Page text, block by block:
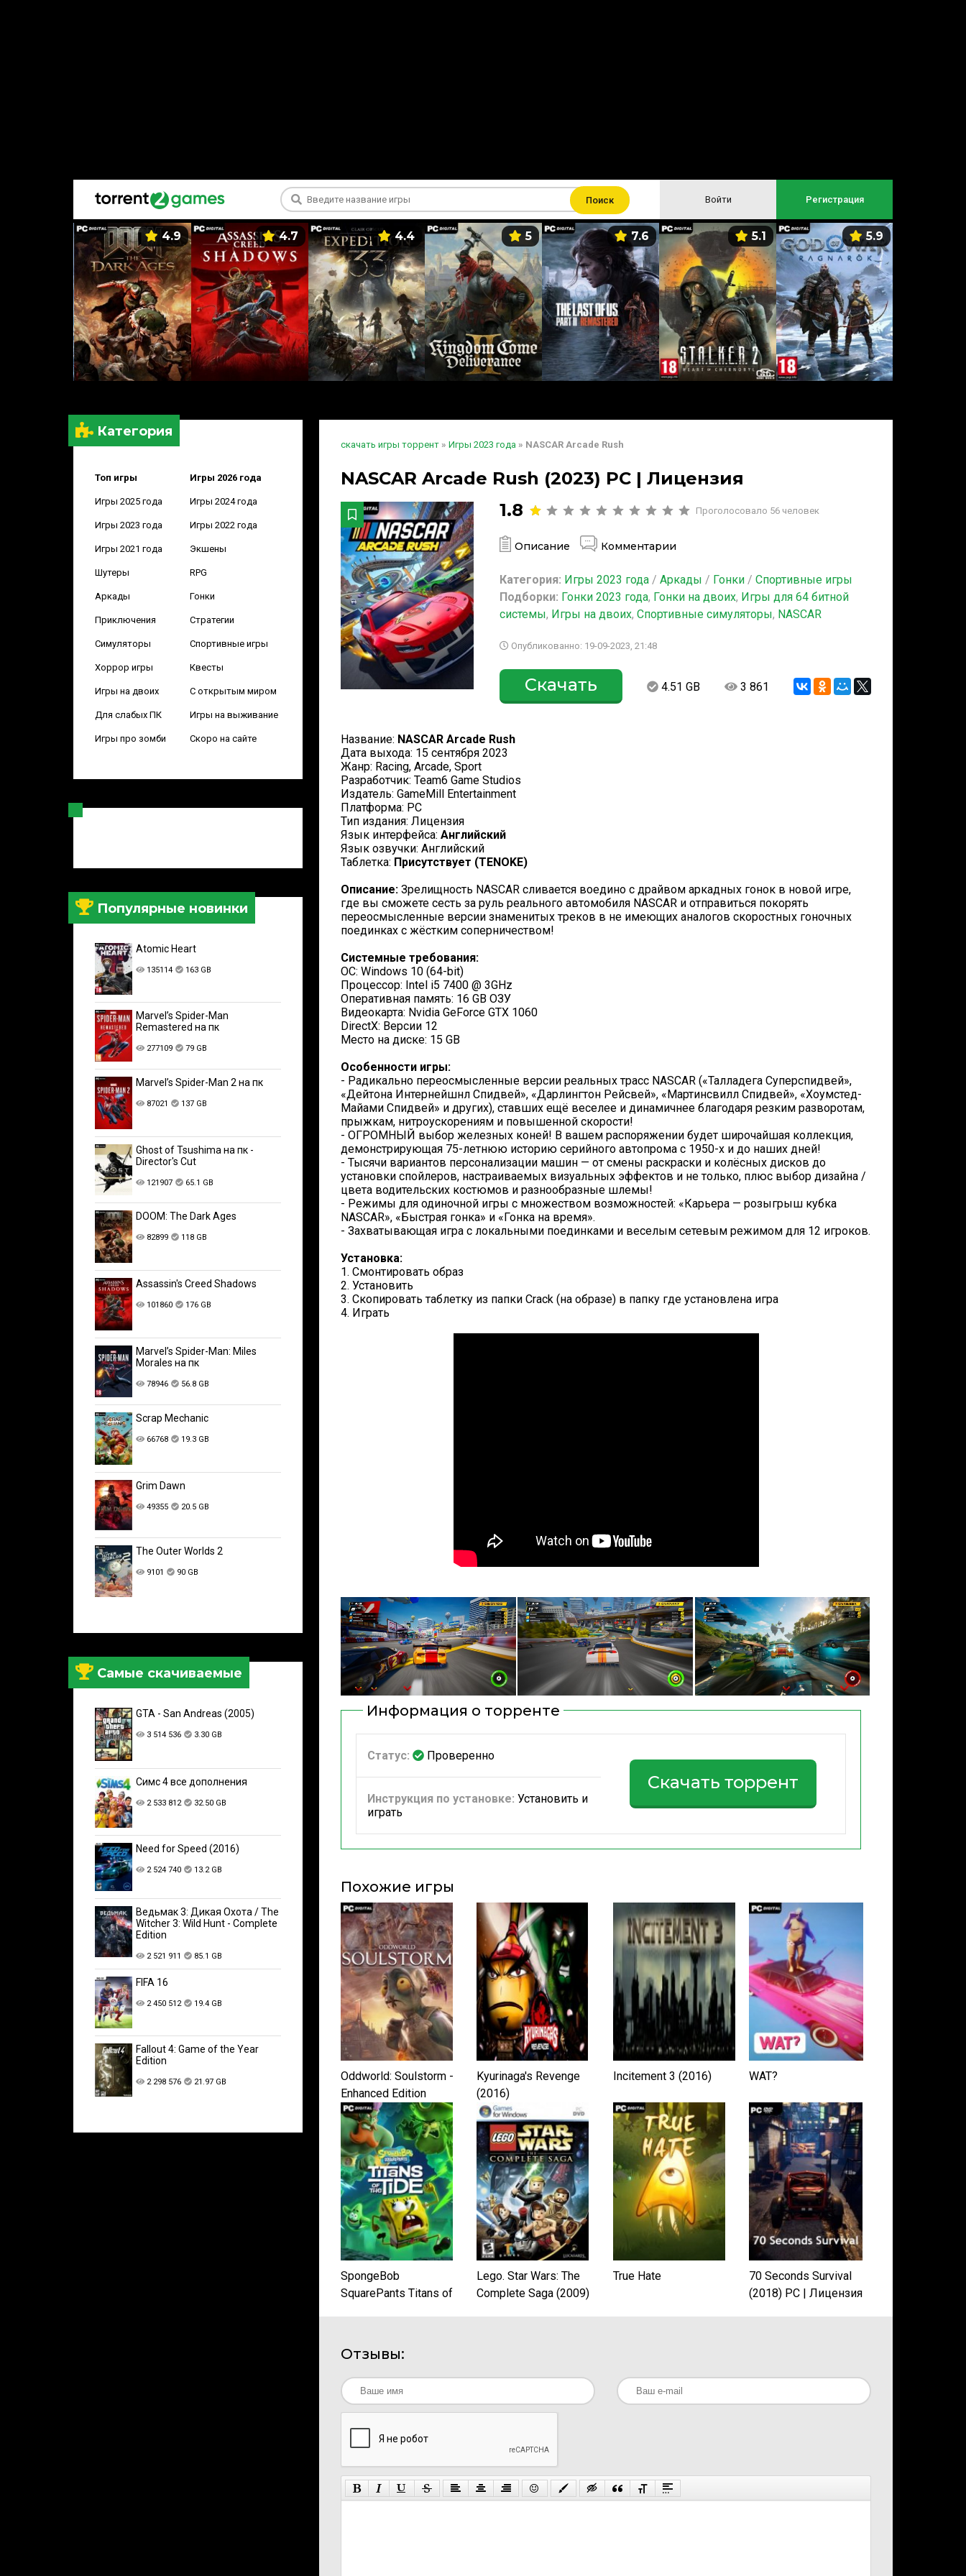
Поиск Войти Регистрация
4.9 4.7 4.4 5 7.6 5.1 5.9
Категория
Топ игры Игры 2026 года
Игры 2025 года Игры 2024 года
Игры 2023 года Игры 2022 года
Игры 2021 года Экшены
Шутеры RPG
Аркады Гонки
Приключения Стратегии
Симуляторы Спортивные игры
Хоррор игры Квесты
Игры на двоих С открытым миром
Для слабых ПК Игры на выживание
Игры про зомби Скоро на сайте
Популярные новинки
Atomic Heart
135114 163 GB
Marvel’s Spider-Man
Remastered на пк
277109 79 GB
Marvel’s Spider-Man 2 на пк
87021 137 GB
Ghost of Tsushima на пк -
Director's Cut
121907 65.1 GB
DOOM: The Dark Ages
82899 118 GB
Assassin's Creed Shadows
101860 176 GB
Marvel’s Spider-Man: Miles
Morales на пк
78946 56.8 GB
Scrap Mechanic
66768 19.3 GB
Grim Dawn
49355 20.5 GB
The Outer Worlds 2
9101 90 GB
Самые скачиваемые
GTA - San Andreas (2005)
3 514 536 3.30 GB
Симс 4 все дополнения
2 533 812 32.50 GB
Need for Speed (2016)
2 524 740 13.2 GB
Ведьмак 3: Дикая Охота / The
Witcher 3: Wild Hunt - Complete
Edition
2 521 911 85.1 GB
FIFA 16
2 450 512 19.4 GB
Fallout 4: Game of the Year
Edition
2 298 576 21.97 GB
скачать игры торрент » Игры 2023 года » NASCAR Arcade Rush
NASCAR Arcade Rush (2023) PC | Лицензия
1.8
Проголосовало 56 человек
Описание Комментарии
Категория: Игры 2023 года /Аркады / Гонки /Спортивные игры
Подборки: Гонки 2023 года, Гонки на двоих, Игры для 64 битной
системы, Игры на двоих,Спортивные симуляторы, NASCAR
Опубликованно: 19-09-2023, 21:48
Скачать 4.51 GB 3 861
Название: NASCAR Arcade Rush
Дата выхода: 15 сентября 2023
Жанр: Racing, Arcade, Sport
Разработчик: Team6 Game Studios
Издатель: GameMill Entertainment
Платформа: PC
Тип издания: Лицензия
Язык интерфейса: Английский
Язык озвучки: Английский
Таблетка: Присутствует (TENOKE)
Описание: Зрелищность NASCAR сливается воедино с драйвом аркадных гонок в новой игре,
где вы сможете сесть за руль реального автомобиля NASCAR и отправиться покорять
переосмысленные версии знаменитых треков в не имеющих аналогов скоростных гоночных
поединках с жёстким соперничеством!
Системные требования:
ОС: Windows 10 (64-bit)
Процессор: Intel i5 7400 @ 3GHz
Оперативная память: 16 GB ОЗУ
Видеокарта: Nvidia GeForce GTX 1060
DirectX: Версии 12
Место на диске: 15 GB
Особенности игры:
- Радикально переосмысленные версии реальных трасс NASCAR («Талладега Суперспидвей»,
«Дейтона Интернейшнл Спидвей», «Дарлингтон Рейсвей», «Мартинсвилл Спидвей», «Хоумстед-
Майами Спидвей» и других), ставших ещё веселее и динамичнее благодаря резким разворотам,
прыжкам, нитроускорениям и повышенной скорости!
- ОГРОМНЫЙ выбор железных коней! В вашем распоряжении будет широчайшая коллекция,
демонстрирующая 75-летнюю историю серийного автопрома с 1950-х и до наших дней!
- Тысячи вариантов персонализации машин — от смены раскраски и колёсных дисков до
установки спойлеров, настраиваемых визуальных эффектов и не только, плюс выбор дизайна /
цвета водительских костюмов и разнообразные шлемы!
- Режимы для одиночной игры с множеством возможностей: «Карьера — розыгрыш кубка
NASCAR», «Быстрая гонка» и «Гонка на время».
- Захватывающая игра с локальными поединками и веселым сетевым режимом для 12 игроков.
Установка:
1. Смонтировать образ
2. Установить
3. Скопировать таблетку из папки Crack (на образе) в папку где установлена игра
4. Играть
Информация о торренте
Статус: Проверенно
Инструкция по установке: Установить и
играть
Скачать торрент
Похожие игры
Oddworld: Soulstorm -
Enhanced Edition
Kyurinaga's Revenge
(2016)
Incitement 3 (2016) WAT?
SpongeBob
SquarePants Titans of
Lego. Star Wars: The
Complete Saga (2009)
True Hate
70 Seconds Survival
(2018) PC | Лицензия
Отзывы: